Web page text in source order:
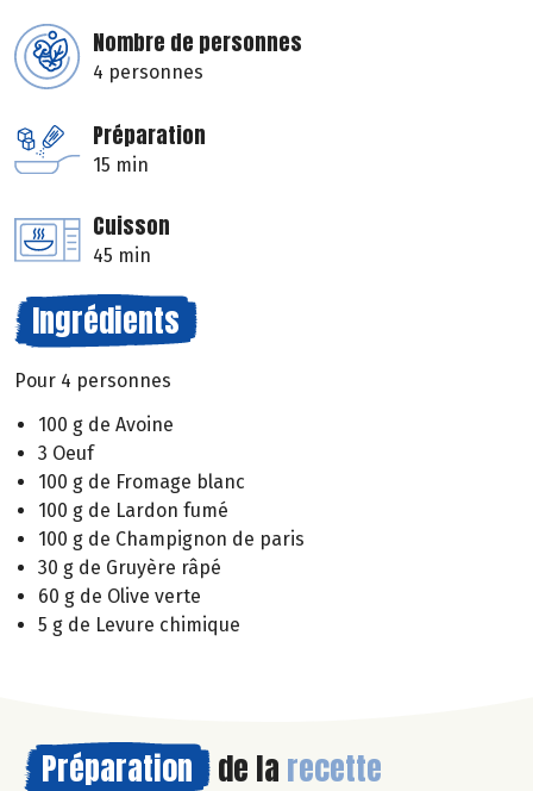
Nombre de personnes
4 personnes
Préparation
15 min
Cuisson
45 min
Ingrédients
Pour 4 personnes
100 g de Avoine
3 Oeuf
100 g de Fromage blanc
100 g de Lardon fumé
100 g de Champignon de paris
30 g de Gruyère râpé
60 g de Olive verte
5 g de Levure chimique
Préparation de la recette